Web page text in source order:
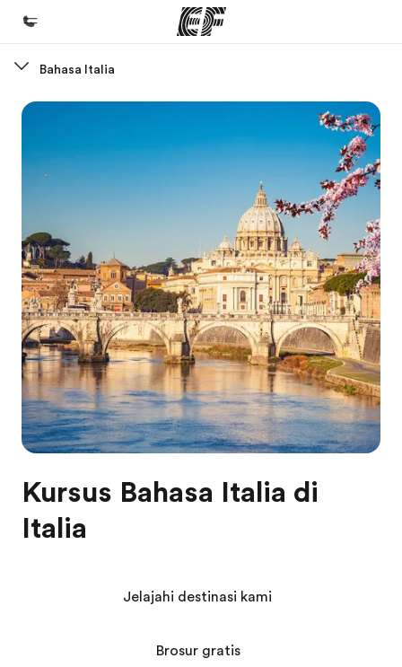
Selamat datang di EF
Daftar program
Lihat semua program
Kantor terdekat
Tentang kami
Cerita kami
Karir
Bergabung dengan tim kami
Bahasa Italia
Kursus Bahasa Italia di
Italia
Jelajahi destinasi kami
Brosur gratis